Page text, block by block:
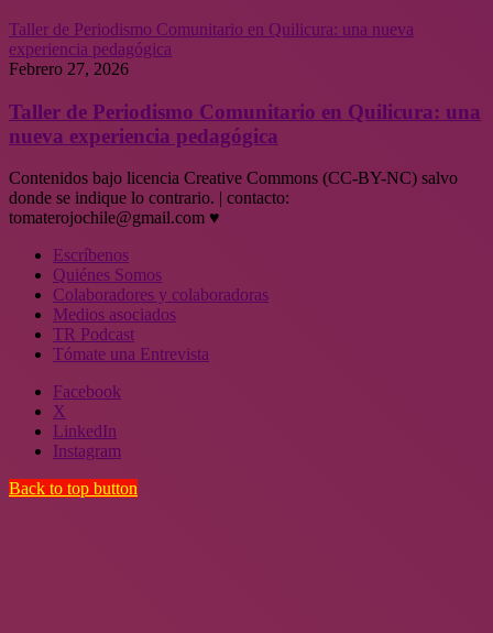
Taller de Periodismo Comunitario en Quilicura: una nueva
experiencia pedagógica
Febrero 27, 2026
Taller de Periodismo Comunitario en Quilicura: una
nueva experiencia pedagógica
Contenidos bajo licencia Creative Commons (CC-BY-NC) salvo
donde se indique lo contrario. | contacto:
tomaterojochile@gmail.com ♥
Escríbenos
Quiénes Somos
Colaboradores y colaboradoras
Medios asociados
TR Podcast
Tómate una Entrevista
Facebook
X
LinkedIn
Instagram
Back to top button